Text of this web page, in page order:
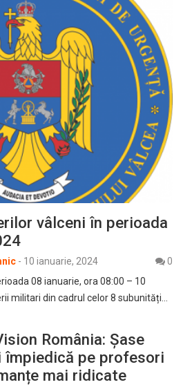
vâlceni în perioada
- 10 ianuarie, 2024
0
08 ianuarie, ora 08:00 – 10
militari din cadrul celor 8 subunități…
România: Șase
pe profesori
mai ridicate